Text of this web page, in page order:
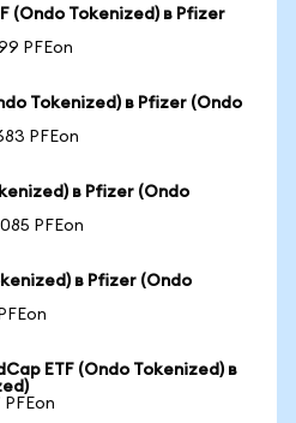
(Ondo Tokenized) в Pfizer
PFEon
Tokenized) в Pfizer (Ondo
PFEon
в Pfizer (Ondo
PFEon
в Pfizer (Ondo
ETF (Ondo Tokenized) в